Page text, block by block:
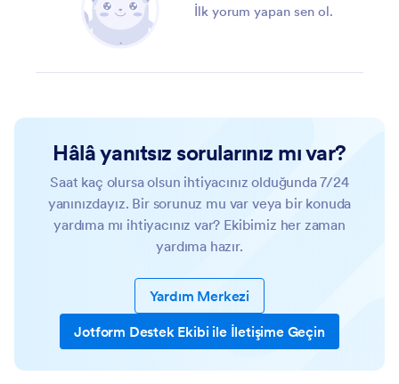
İlk yorum yapan sen ol.
Hâlâ yanıtsız sorularınız mı var?
Saat kaç olursa olsun ihtiyacınız olduğunda 7/24
yanınızdayız. Bir sorunuz mu var veya bir konuda
yardıma mı ihtiyacınız var? Ekibimiz her zaman
yardıma hazır.
Yardım Merkezi
Jotform Destek Ekibi ile İletişime Geçin